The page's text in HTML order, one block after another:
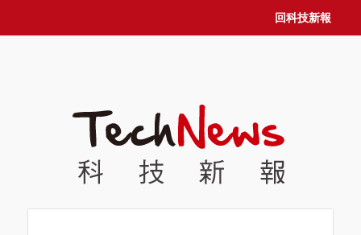
回科技新報